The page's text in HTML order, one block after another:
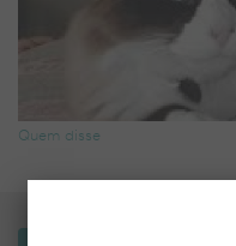
Quem disse